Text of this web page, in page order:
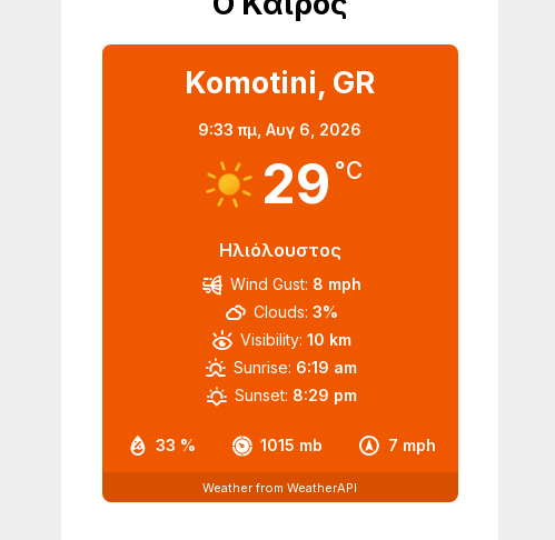
Komotini, GR
9:33 πμ,Αυγ 6, 2026
29 °C
Ηλιόλουστος
33 % 1015 mb 7 mph
Wind Gust: 8 mph
Clouds: 3%
Visibility: 10 km
Sunrise: 6:19 am
Sunset: 8:29 pm
Weather from WeatherAPI